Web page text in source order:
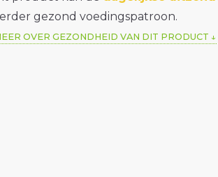
gezond voedingspatroon.
OVER GEZONDHEID VAN DIT PRODUCT